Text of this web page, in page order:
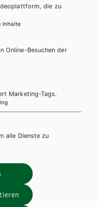
HUM inkl.
Solo
E-BOOK+ Solo
Resource Pack
die zu
Inhalte
Online-Besuchen der
Marketing-Tags.
alle Dienste zu